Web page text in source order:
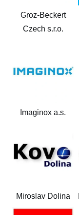
Groz-Beckert
Czech s.r.o.
Imaginox a.s.
Miroslav Dolina